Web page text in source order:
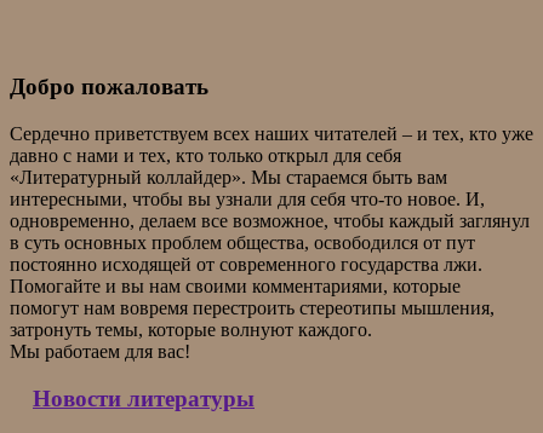
Добро пожаловать
Сердечно приветствуем всех наших читателей – и тех, кто уже
давно с нами и тех, кто только открыл для себя
«Литературный коллайдер». Мы стараемся быть вам
интересными, чтобы вы узнали для себя что-то новое. И,
одновременно, делаем все возможное, чтобы каждый заглянул
в суть основных проблем общества, освободился от пут
постоянно исходящей от современного государства лжи.
Помогайте и вы нам своими комментариями, которые
помогут нам вовремя перестроить стереотипы мышления,
затронуть темы, которые волнуют каждого.
Мы работаем для вас!
Новости литературы